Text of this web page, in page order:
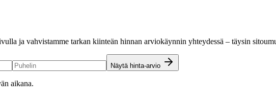
ja vahvistamme tarkan kiinteän hinnan arviokäynnin yhteydessä – täysin
Näytä hinta-arvio
aikana.